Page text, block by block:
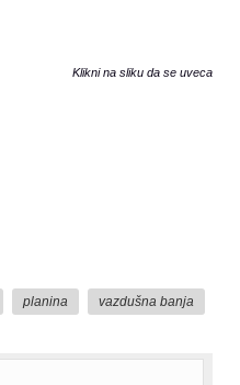
Klikni na sliku da se uveca
planina vazdušna banja